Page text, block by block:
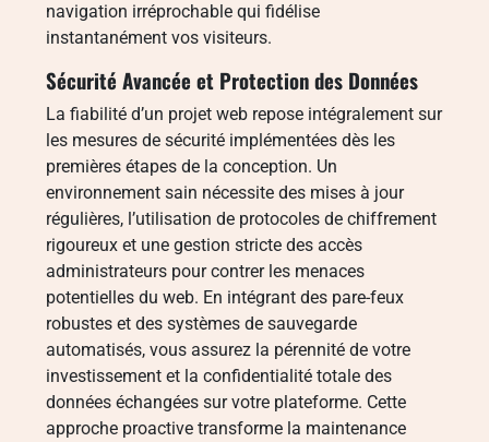
navigation irréprochable qui fidélise
instantanément vos visiteurs.
Sécurité Avancée et Protection des Données
La fiabilité d’un projet web repose intégralement sur
les mesures de sécurité implémentées dès les
premières étapes de la conception. Un
environnement sain nécessite des mises à jour
régulières, l’utilisation de protocoles de chiffrement
rigoureux et une gestion stricte des accès
administrateurs pour contrer les menaces
potentielles du web. En intégrant des pare-feux
robustes et des systèmes de sauvegarde
automatisés, vous assurez la pérennité de votre
investissement et la confidentialité totale des
données échangées sur votre plateforme. Cette
approche proactive transforme la maintenance